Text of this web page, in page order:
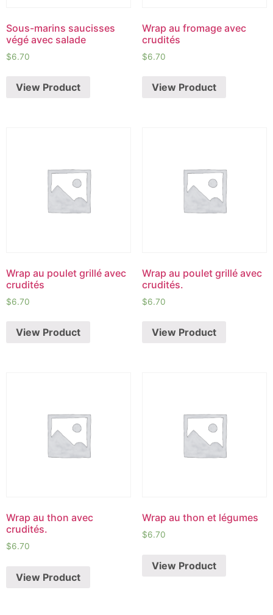
Sous-marins saucisses
végé avec salade
$6.70
View Product
Wrap au fromage avec
crudités
$6.70
View Product
Wrap au poulet grillé avec
crudités
$6.70
View Product
Wrap au poulet grillé avec
crudités.
$6.70
View Product
Wrap au thon avec
crudités.
$6.70
View Product
Wrap au thon et légumes
$6.70
View Product